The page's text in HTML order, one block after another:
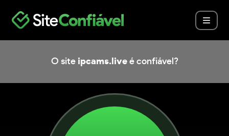
O site ipcams.liveé confiável?